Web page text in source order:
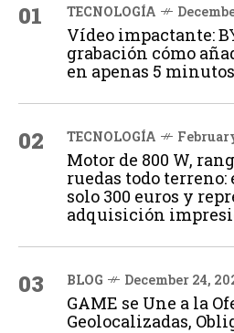
01 TECNOLOGÍA
Vídeo impactante:
grabación cómo
en apenas 5
02 TECNOLOGÍA
Motor de 800 W,
ruedas todo terreno:
solo 300 euros y
adquisición
03 BLOG December 24,
GAME se Une a la
Geolocalizadas,